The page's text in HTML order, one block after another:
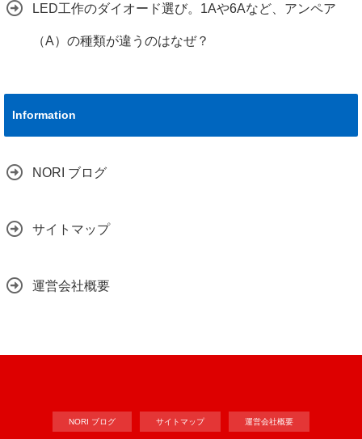
LED工作のダイオード選び。1Aや6Aなど、アンペア
（A）の種類が違うのはなぜ？
Information
NORI ブログ
サイトマップ
運営会社概要
NORI ブログ サイトマップ 運営会社概要